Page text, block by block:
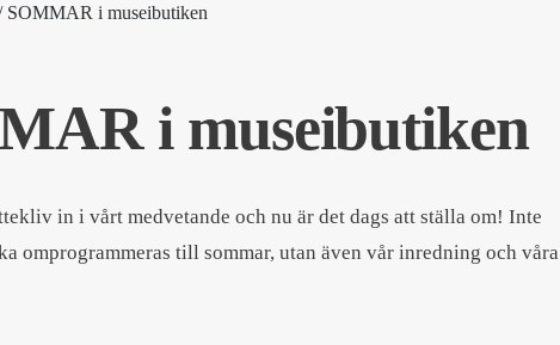
SOMMAR i museibutiken
i museibutiken
in i vårt medvetande och nu är det dags att ställa om! Inte
omprogrammeras till sommar, utan även vår inredning och våra